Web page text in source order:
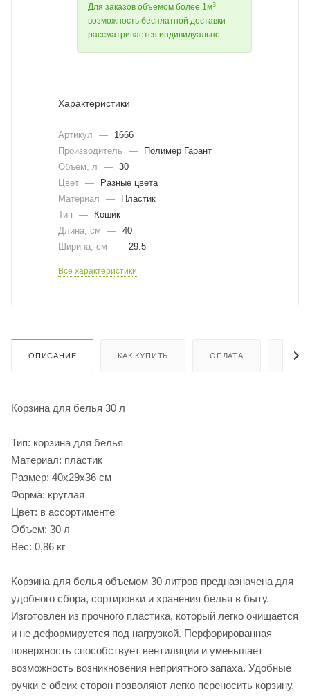
Для заказов объемом более 1м3
возможность бесплатной доставки
рассматривается индивидуально
Характеристики
Артикул —
1666
Производитель
—
Полимер Гарант
Объем, л
— 30
Цвет —
Разные цвета
Материал
—
Пластик
Тип
—
Кошик
Длина, cм
— 40
Ширина, cм
— 29.5
Все характеристики
ОПИСАНИЕ КАК КУПИТЬ ОПЛАТА
Корзина для белья 30 л
Тип: корзина для белья
Материал: пластик
Размер: 40х29х36 см
Форма: круглая
Цвет: в ассортименте
Объем: 30 л
Вес: 0,86 кг
Корзина для белья объемом 30 литров предназначена для
удобного сбора, сортировки и хранения белья в быту.
Изготовлен из прочного пластика, который легко очищается
и не деформируется под нагрузкой. Перфорированная
поверхность способствует вентиляции и уменьшает
возможность возникновения неприятного запаха. Удобные
ручки с обеих сторон позволяют легко переносить корзину,